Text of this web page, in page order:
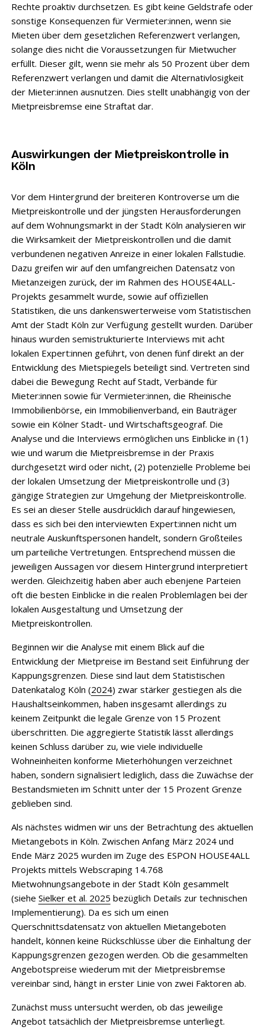
Rechte proaktiv durchsetzen. Es gibt keine Geldstrafe oder
sonstige Konsequenzen für Vermieter:innen, wenn sie
Mieten über dem gesetzlichen Referenzwert verlangen,
solange dies nicht die Voraussetzungen für Mietwucher
erfüllt. Dieser gilt, wenn sie mehr als 50 Prozent über dem
Referenzwert verlangen und damit die Alternativlosigkeit
der Mieter:innen ausnutzen. Dies stellt unabhängig von der
Mietpreisbremse eine Straftat dar.
Auswirkungen der Mietpreiskontrolle in
Köln
Vor dem Hintergrund der breiteren Kontroverse um die
Mietpreiskontrolle und der jüngsten Herausforderungen
auf dem Wohnungsmarkt in der Stadt Köln analysieren wir
die Wirksamkeit der Mietpreiskontrollen und die damit
verbundenen negativen Anreize in einer lokalen Fallstudie.
Dazu greifen wir auf den umfangreichen Datensatz von
Mietanzeigen zurück, der im Rahmen des HOUSE4ALL-
Projekts gesammelt wurde, sowie auf offiziellen
Statistiken, die uns dankenswerterweise vom Statistischen
Amt der Stadt Köln zur Verfügung gestellt wurden. Darüber
hinaus wurden semistrukturierte Interviews mit acht
lokalen Expert:innen geführt, von denen fünf direkt an der
Entwicklung des Mietspiegels beteiligt sind. Vertreten sind
dabei die Bewegung Recht auf Stadt, Verbände für
Mieter:innen sowie für Vermieter:innen, die Rheinische
Immobilienbörse, ein Immobilienverband, ein Bauträger
sowie ein Kölner Stadt- und Wirtschaftsgeograf. Die
Analyse und die Interviews ermöglichen uns Einblicke in (1)
wie und warum die Mietpreisbremse in der Praxis
durchgesetzt wird oder nicht, (2) potenzielle Probleme bei
der lokalen Umsetzung der Mietpreiskontrolle und (3)
gängige Strategien zur Umgehung der Mietpreiskontrolle.
Es sei an dieser Stelle ausdrücklich darauf hingewiesen,
dass es sich bei den interviewten Expert:innen nicht um
neutrale Auskunftspersonen handelt, sondern Großteiles
um parteiliche Vertretungen. Entsprechend müssen die
jeweiligen Aussagen vor diesem Hintergrund interpretiert
werden. Gleichzeitig haben aber auch ebenjene Parteien
oft die besten Einblicke in die realen Problemlagen bei der
lokalen Ausgestaltung und Umsetzung der
Mietpreiskontrollen.
Beginnen wir die Analyse mit einem Blick auf die
Entwicklung der Mietpreise im Bestand seit Einführung der
Kappungsgrenzen. Diese sind laut dem Statistischen
Datenkatalog Köln (2024) zwar stärker gestiegen als die
Haushaltseinkommen, haben insgesamt allerdings zu
keinem Zeitpunkt die legale Grenze von 15 Prozent
überschritten. Die aggregierte Statistik lässt allerdings
keinen Schluss darüber zu, wie viele individuelle
Wohneinheiten konforme Mieterhöhungen verzeichnet
haben, sondern signalisiert lediglich, dass die Zuwächse der
Bestandsmieten im Schnitt unter der 15 Prozent Grenze
geblieben sind.
Als nächstes widmen wir uns der Betrachtung des aktuellen
Mietangebots in Köln. Zwischen Anfang März 2024 und
Ende März 2025 wurden im Zuge des ESPON HOUSE4ALL
Projekts mittels Webscraping 14.768
Mietwohnungsangebote in der Stadt Köln gesammelt
(siehe Sielker et al. 2025 bezüglich Details zur technischen
Implementierung). Da es sich um einen
Querschnittsdatensatz von aktuellen Mietangeboten
handelt, können keine Rückschlüsse über die Einhaltung der
Kappungsgrenzen gezogen werden. Ob die gesammelten
Angebotspreise wiederum mit der Mietpreisbremse
vereinbar sind, hängt in erster Linie von zwei Faktoren ab.
Zunächst muss untersucht werden, ob das jeweilige
Angebot tatsächlich der Mietpreisbremse unterliegt.